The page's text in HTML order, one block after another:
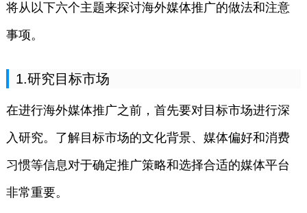
将从以下六个主题来探讨海外媒体推广的做法和注意
事项。
1.研究目标市场
在进行海外媒体推广之前，首先要对目标市场进行深
入研究。了解目标市场的文化背景、媒体偏好和消费
习惯等信息对于确定推广策略和选择合适的媒体平台
非常重要。